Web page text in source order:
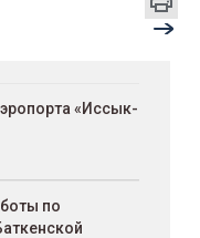
«Иссык-
по